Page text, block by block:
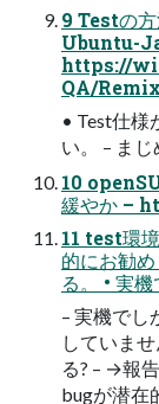
9 Testの
Ubuntu-
https://
QA/
• Test仕様
い。 – ま
10
緩やか –
11 test環
的にお勧
る。 • 実
– 実機でし
していま
る? – →報
bugが潜在